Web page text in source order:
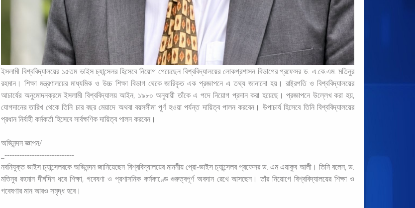
ইসলামী বিশ্ববিদ্যালয়ের ১৫তম ভাইস চ্যান্সেলর হিসেবে নিয়োগ পেয়েছেন বিশ্ববিদ্যালয়ের লোকপ্রশাসন বিভাগের প্রফেসর ড. এ.কে.এম. মতিনুর
রহমান। শিক্ষা মন্ত্রণালয়ের মাধ্যমিক ও উচ্চ শিক্ষা বিভাগ থেকে জারিকৃত এক প্রজ্ঞাপনে এ তথ্য জানানো হয়। রাষ্ট্রপতি ও বিশ্ববিদ্যালয়ের
আচার্যের অনুমোদনক্রমে ইসলামী বিশ্ববিদ্যালয় আইন, ১৯৮০ অনুযায়ী তাঁকে এ পদে নিয়োগ প্রদান করা হয়েছে। প্রজ্ঞাপনে উল্লেখ করা হয়,
যোগদানের তারিখ থেকে তিনি চার বছর মেয়াদে অথবা বয়সসীমা পূর্ণ হওয়া পর্যন্ত দায়িত্ব পালন করবেন। উপাচার্য হিসেবে তিনি বিশ্ববিদ্যালয়ের
প্রধান নির্বাহী কর্মকর্তা হিসেবে সার্বক্ষণিক দায়িত্ব পালন করবেন।
অভিনন্দন জ্ঞাপন/
_----------------------------
নবনিযুক্ত ভাইস চ্যান্সেলরকে অভিনন্দন জানিয়েছেন বিশ্ববিদ্যালয়ের মাননীয় প্রো-ভাইস চ্যান্সেলর প্রফেসর ড. এম এয়াকুব আলী। তিনি বলেন, ড.
মতিনুর রহমান দীর্ঘদিন ধরে শিক্ষা, গবেষণা ও প্রশাসনিক কর্মকাণ্ডে গুরুত্বপূর্ণ অবদান রেখে আসছেন। তাঁর নিয়োগে বিশ্ববিদ্যালয়ের শিক্ষা ও
গবেষণার মান আরও সমৃদ্ধ হবে।